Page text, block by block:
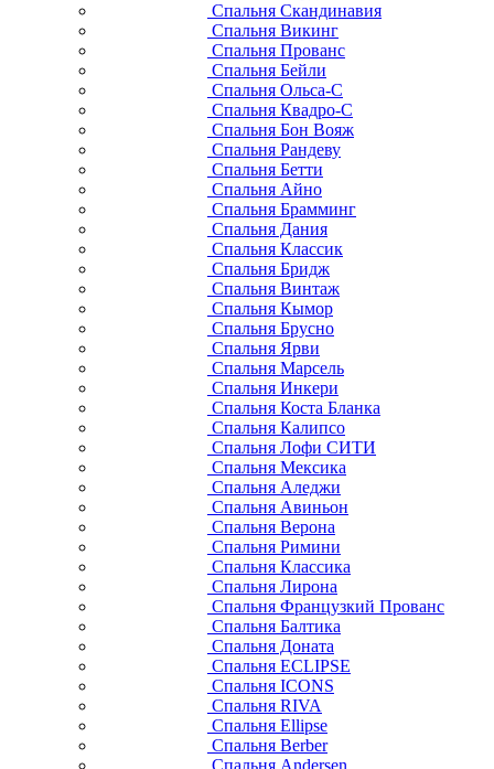
Спальня Скандинавия
Спальня Викинг
Спальня Прованс
Спальня Бейли
Спальня Ольса-С
Спальня Квадро-С
Спальня Бон Вояж
Спальня Рандеву
Спальня Бетти
Спальня Айно
Спальня Брамминг
Спальня Дания
Спальня Классик
Спальня Бридж
Спальня Винтаж
Спальня Кымор
Спальня Брусно
Спальня Ярви
Спальня Марсель
Спальня Инкери
Спальня Коста Бланка
Спальня Калипсо
Спальня Лофи СИТИ
Спальня Мексика
Спальня Аледжи
Спальня Авиньон
Спальня Верона
Спальня Римини
Спальня Классика
Спальня Лирона
Спальня Французкий Прованс
Спальня Балтика
Спальня Доната
Спальня ECLIPSE
Спальня ICONS
Спальня RIVA
Спальня Ellipse
Спальня Berber
Спальня Andersen